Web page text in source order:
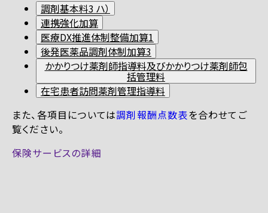
調剤基本料3 ハ）
連携強化加算
医療DX推進体制整備加算1
後発医薬品調剤体制加算3
かかりつけ薬剤師指導料及びかかりつけ薬剤師包
括管理料
在宅患者訪問薬剤管理指導料
また、各項目については調剤報酬点数表を合わせてご
覧ください。
保険サービスの詳細